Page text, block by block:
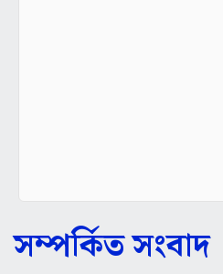
সম্পর্কিত সংবাদ